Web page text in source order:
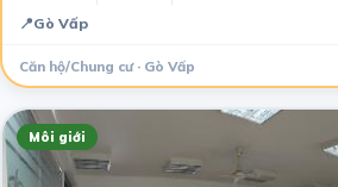
📍Gò Vấp
Căn hộ/Chung cư · Gò Vấp
Môi giới